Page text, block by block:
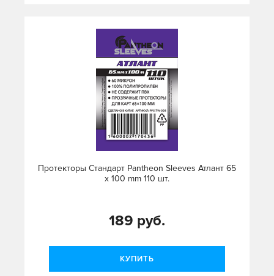
Протекторы Стандарт Pantheon Sleeves Атлант 65
x 100 mm 110 шт.
189 руб.
КУПИТЬ